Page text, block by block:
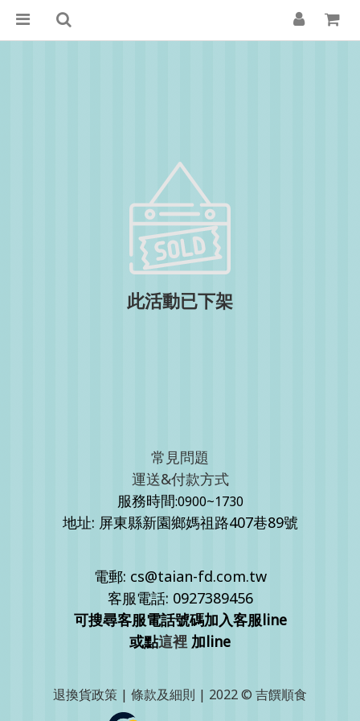
此活動已下架
常見問題
運送&付款方式
服務時間:0900~1730
地址: 屏東縣新園鄉媽祖路407巷89號
電郵: cs@taian-fd.com.tw
客服電話: 0927389456
可搜尋客服電話號碼加入客服line
或點這裡 加line
退換貨政策 | 條款及細則 | 2022 © 吉饌順食